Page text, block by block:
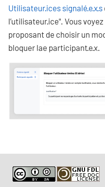
Utilisateur·ices signalé·e·x·s
l’utilisateur·ice". Vous
proposant de choisir un
bloquer lae participant·e·x.